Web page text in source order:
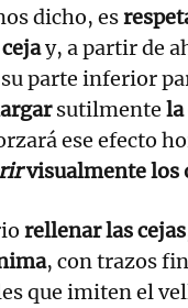
dicho, es
y, a partir de
parte inferior
sutilmente la
ese efecto
visualmente los
rellenar las cejas
, con trazos
que imiten el